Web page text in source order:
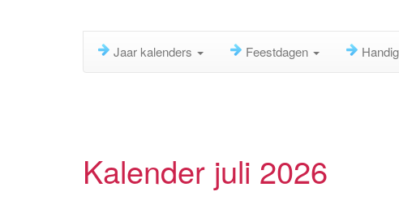
Jaar kalenders Feestdagen
Kalender juli 2026